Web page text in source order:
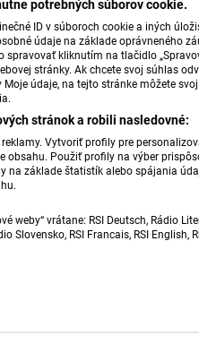
potrebných súborov cookie.
ID v súboroch cookie a iných
údaje na základe oprávneného
spravovať kliknutím na tlačidlo
stránky. Ak chcete svoj súhlas
údaje, na tejto stránke môžete
stránok a robili nasledovné:
Vytvoriť profily pre
obsahu. Použiť profily na výber
na základe štatistík alebo spájania
weby“ vrátane: RSI Deutsch, Rádio
Slovensko, RSI Francais, RSI English,
sezóna je v plnom prúde,
a ak práve rozmýšľate ako
sa vám na letisku stratila
ktoré Marcele
Janka Schweighoferová.
Máte problém s prehrávaním?
sezóna je v plnom
zobrať si ideálne dve
Ako v zahraničí platiť s čo
- na to sa Marcela